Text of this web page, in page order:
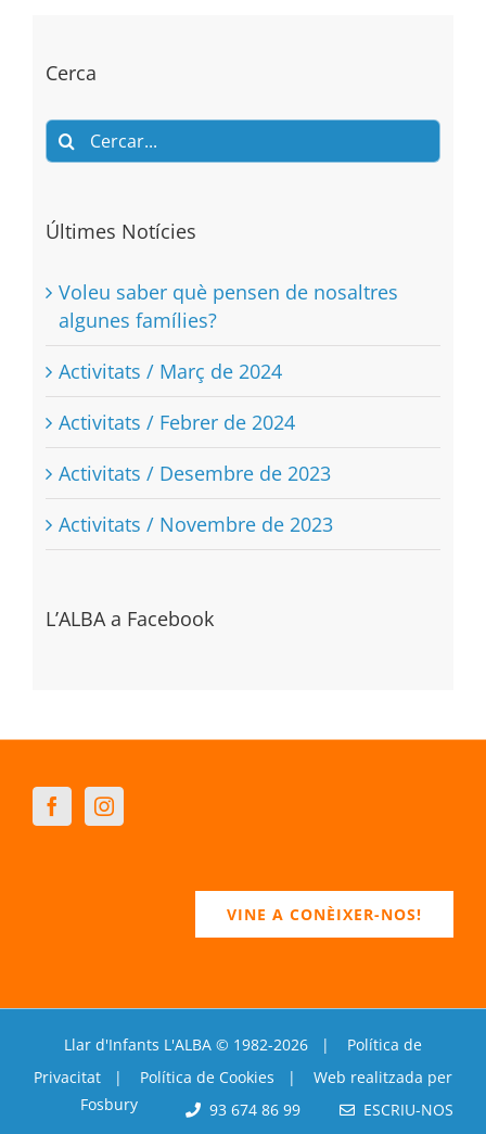
Cerca
Search
for:
Últimes Notícies
Voleu saber què pensen de nosaltres
algunes famílies?
Activitats / Març de 2024
Activitats / Febrer de 2024
Activitats / Desembre de 2023
Activitats / Novembre de 2023
L’ALBA a Facebook
VINE A CONÈIXER-NOS!
Llar d'Infants L'ALBA © 1982-2026 | Política de
Privacitat | Política de Cookies | Web realitzada per
Fosbury
93 674 86 99 ESCRIU-NOS